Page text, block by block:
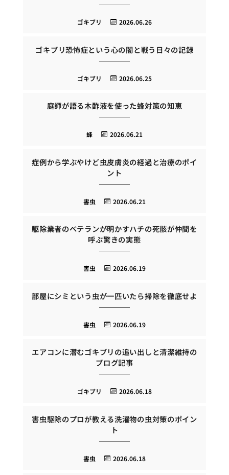
2026.06.26
ゴキブリ
ゴキブリ恐怖症という心の闇と戦う日々の記録
2026.06.25
ゴキブリ
庭師が語る木酢液を使った蜂対策の知恵
2026.06.21
蜂
症例から学ぶやけど虫皮膚炎の経過と治療のポイ
ント
2026.06.21
害虫
駆除業者のベテランが明かすハチの死骸が仲間を
呼ぶ驚きの実態
2026.06.19
害虫
部屋にシミという虫が一匹いたら掃除を徹底せよ
2026.06.19
害虫
エアコンに潜むゴキブリの追い出しと清潔維持の
ブログ記事
2026.06.18
ゴキブリ
害虫駆除のプロが教える洗濯物の虫対策のポイン
ト
2026.06.18
害虫